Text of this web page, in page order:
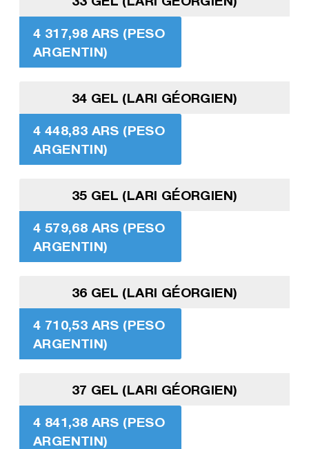
4 317,98 ARS (PESO
ARGENTIN)
34 GEL (LARI GÉORGIEN)
4 448,83 ARS (PESO
ARGENTIN)
35 GEL (LARI GÉORGIEN)
4 579,68 ARS (PESO
ARGENTIN)
36 GEL (LARI GÉORGIEN)
4 710,53 ARS (PESO
ARGENTIN)
37 GEL (LARI GÉORGIEN)
4 841,38 ARS (PESO
ARGENTIN)